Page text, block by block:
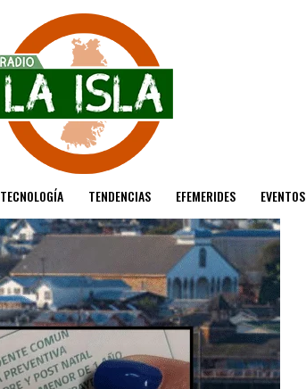
TECNOLOGÍA TENDENCIAS EFEMERIDES EVENTOS